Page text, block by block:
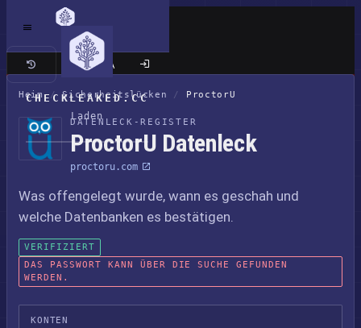
CHECKLEAKED.CC
Laden
Klassische Seite
Heim / Sicherheitslücken / ProctorU
DATENLECK-REGISTER
ProctorU Datenleck
proctoru.com
Was offengelegt wurde, wann es geschah und
welche Datenbanken es bestätigen.
VERIFIZIERT
DAS PASSWORT KANN ÜBER DIE SUCHE GEFUNDEN
WERDEN.
KONTEN